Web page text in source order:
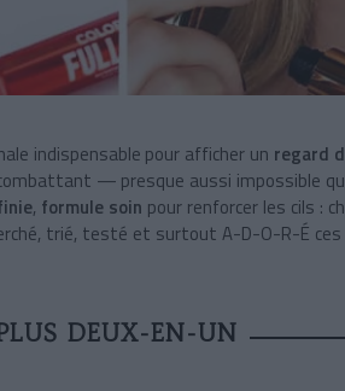
indispensable pour afficher un regard
— presque aussi impossible
, formule soin pour renforcer les cils :
trié, testé et surtout A-D-O-R-É ces
DEUX-EN-UN